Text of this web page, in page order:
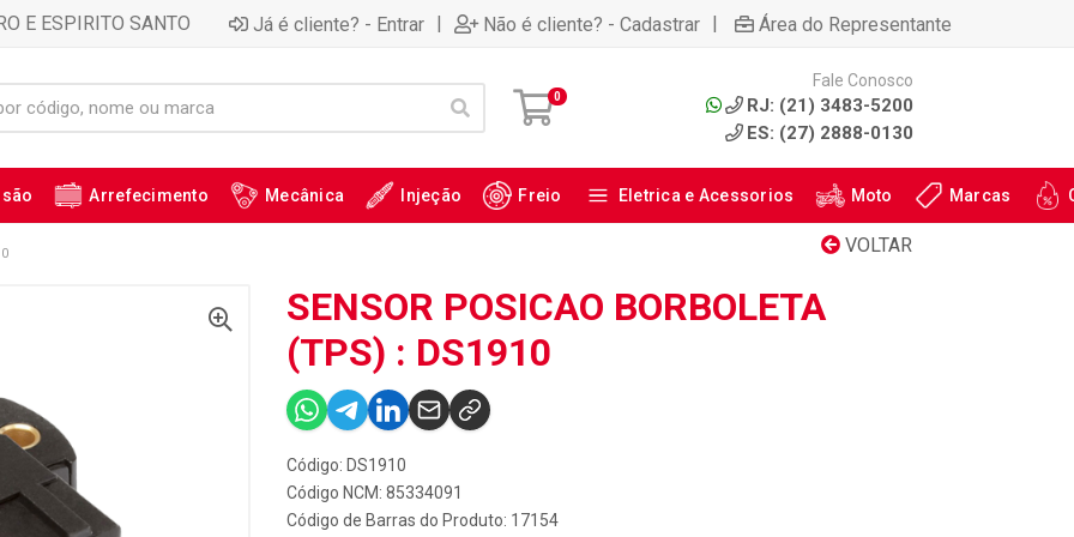
E ESPIRITO SANTO Já é cliente? - Entrar | Não é cliente? - Cadastrar | Área do Representante
0
Fale Conosco
RJ: (21) 3483-5200
ES: (27) 2888-0130
Arrefecimento Mecânica Injeção Freio Eletrica e Acessorios Moto Marcas
VOLTAR
SENSOR POSICAO BORBOLETA
(TPS) : DS1910
Código: DS1910
Código NCM: 85334091
Código de Barras do Produto: 17154